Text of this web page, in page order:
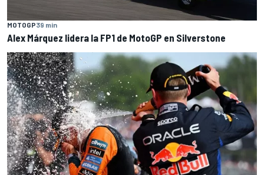
MOTOGP39 min
Alex Márquez lidera la FP1 de MotoGP en Silverstone